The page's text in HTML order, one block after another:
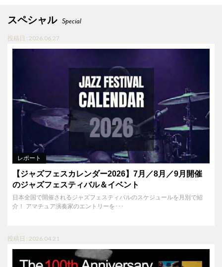
スペシャル Special
投稿日 : 2026.06.27
レポート
【ジャズフェスカレンダー2026】7月／8月／9月開催
のジャズフェスティバル＆イベント
日本全国で開催されるジャズフェスティバルのスケジュールを月別で紹
介！ アマチュア演奏家のエントリーを･･･
投稿日 : 2026.04.21